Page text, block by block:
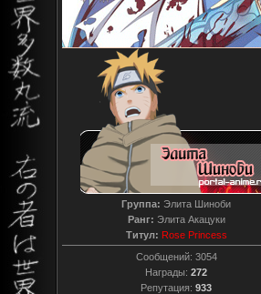
Группа: Элита Шиноби
Ранг: Элита Акацуки
Титул: Rose Princess
Сообщений: 3054
Награды: 272
Репутация: 933